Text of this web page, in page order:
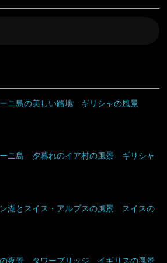
ニ島の美しい路地 ギリシャの風景
ニ島 夕暮れのイア村の風景 ギリシャ
湖とスイス・アルプスの風景 スイスの
の夜景 タワーブリッジ イギリスの風景